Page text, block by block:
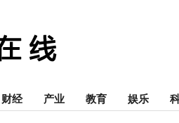
财经 产业 教育 娱乐